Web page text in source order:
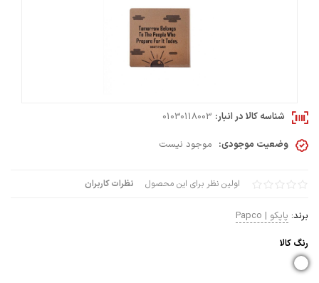
اولین نظر برای این محصول نظرات کاربران
برند: پاپکو | Papco
رنگ كالا
شناسه کالا در انبار: 01030118003
وضعیت موجودی: موجود نیست